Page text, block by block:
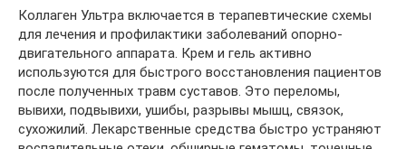
Коллаген Ультра включается в терапевтические схемы
для лечения и профилактики заболеваний опорно-
двигательного аппарата. Крем и гель активно
используются для быстрого восстановления пациентов
после полученных травм суставов. Это переломы,
вывихи, подвывихи, ушибы, разрывы мышц, связок,
сухожилий. Лекарственные средства быстро устраняют